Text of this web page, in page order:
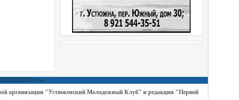
организации "Устюженский Молодежный Клуб" и редакции "Первой